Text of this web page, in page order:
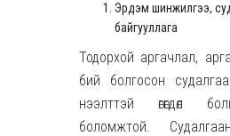
Эрдэм шинжилгээ,
байгууллага
Тодорхой аргачлал,
бий болгосон
нээлттэй өгөгдөл
боломжтой.